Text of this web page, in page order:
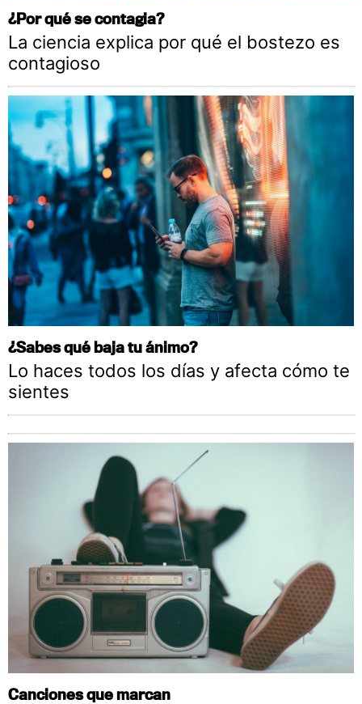
¿Por qué se contagia?
La ciencia explica por qué el bostezo es
contagioso
¿Sabes qué baja tu ánimo?
Lo haces todos los días y afecta cómo te
sientes
Canciones que marcan